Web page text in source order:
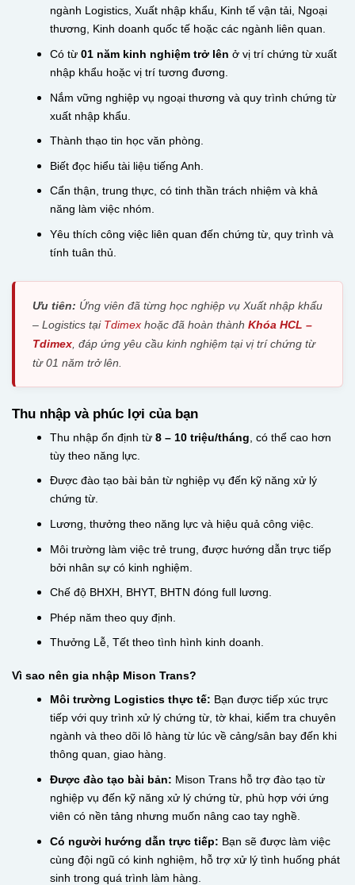
ngành Logistics, Xuất nhập khẩu, Kinh tế vận tải, Ngoại
thương, Kinh doanh quốc tế hoặc các ngành liên quan.
Có từ 01 năm kinh nghiệm trở lên ở vị trí chứng từ xuất
nhập khẩu hoặc vị trí tương đương.
Nắm vững nghiệp vụ ngoại thương và quy trình chứng từ
xuất nhập khẩu.
Thành thạo tin học văn phòng.
Biết đọc hiểu tài liệu tiếng Anh.
Cẩn thận, trung thực, có tinh thần trách nhiệm và khả
năng làm việc nhóm.
Yêu thích công việc liên quan đến chứng từ, quy trình và
tính tuân thủ.
Ưu tiên: Ứng viên đã từng học nghiệp vụ Xuất nhập khẩu
– Logistics tại Tdimex hoặc đã hoàn thành Khóa HCL –
Tdimex , đáp ứng yêu cầu kinh nghiệm tại vị trí chứng từ
từ 01 năm trở lên.
Thu nhập và phúc lợi của bạn
Thu nhập ổn định từ 8 – 10 triệu/tháng , có thể cao hơn
tùy theo năng lực.
Được đào tạo bài bản từ nghiệp vụ đến kỹ năng xử lý
chứng từ.
Lương, thưởng theo năng lực và hiệu quả công việc.
Môi trường làm việc trẻ trung, được hướng dẫn trực tiếp
bởi nhân sự có kinh nghiệm.
Chế độ BHXH, BHYT, BHTN đóng full lương.
Phép năm theo quy định.
Thưởng Lễ, Tết theo tình hình kinh doanh.
Vì sao nên gia nhập Mison Trans?
Môi trường Logistics thực tế: Bạn được tiếp xúc trực
tiếp với quy trình xử lý chứng từ, tờ khai, kiểm tra chuyên
ngành và theo dõi lô hàng từ lúc về cảng/sân bay đến khi
thông quan, giao hàng.
Được đào tạo bài bản: Mison Trans hỗ trợ đào tạo từ
nghiệp vụ đến kỹ năng xử lý chứng từ, phù hợp với ứng
viên có nền tảng nhưng muốn nâng cao tay nghề.
Có người hướng dẫn trực tiếp: Bạn sẽ được làm việc
cùng đội ngũ có kinh nghiệm, hỗ trợ xử lý tình huống phát
sinh trong quá trình làm hàng.